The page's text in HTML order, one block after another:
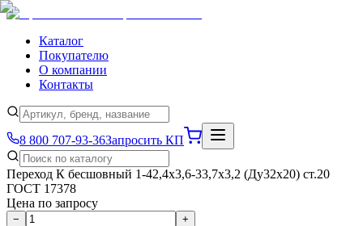
Каталог
Покупателю
О компании
Контакты
8 800 707-93-36Запросить КП
Переход К бесшовный 1-42,4х3,6-33,7х3,2 (Ду32х20) ст.20
ГОСТ 17378
Цена по запросу
−
+